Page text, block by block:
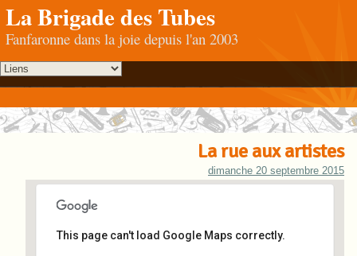
La Brigade des Tubes
Fanfaronne dans la joie depuis l'an 2003
La rue aux artistes
dimanche 20 septembre 2015
This page can't load Google Maps correctly.